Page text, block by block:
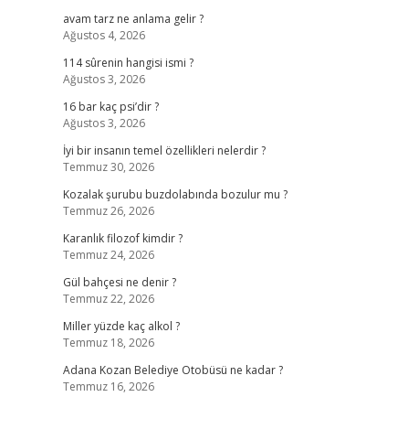
avam tarz ne anlama gelir ?
Ağustos 4, 2026
114 sûrenin hangisi ismi ?
Ağustos 3, 2026
16 bar kaç psi’dir ?
Ağustos 3, 2026
İyi bir insanın temel özellikleri nelerdir ?
Temmuz 30, 2026
Kozalak şurubu buzdolabında bozulur mu ?
Temmuz 26, 2026
Karanlık filozof kimdir ?
Temmuz 24, 2026
Gül bahçesi ne denir ?
Temmuz 22, 2026
Miller yüzde kaç alkol ?
Temmuz 18, 2026
Adana Kozan Belediye Otobüsü ne kadar ?
Temmuz 16, 2026